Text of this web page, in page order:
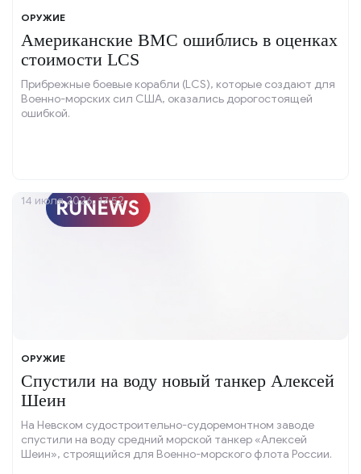
ОРУЖИЕ
Американские ВМС ошиблись в оценках
стоимости LCS
Прибрежные боевые корабли (LCS), которые создают для
Военно-морских сил США, оказались дорогостоящей
ошибкой.
ОРУЖИЕ
Спустили на воду новый танкер Алексей
Шеин
На Невском судостроительно-судоремонтном заводе
спустили на воду средний морской танкер «Алексей
Шеин», строящийся для Военно-морского флота России.
14 июля 2026, 17:52